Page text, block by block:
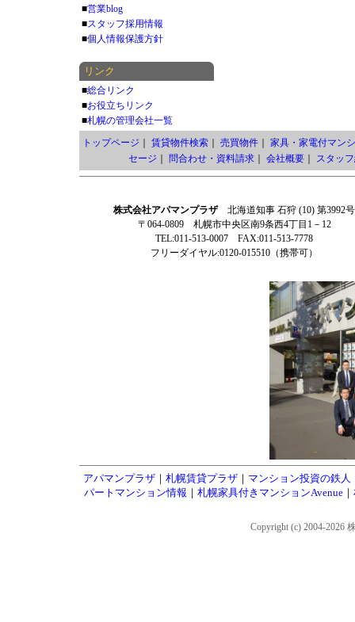
■営業blog
■スタッフ採用情報
■個人情報保護方針
リンク
■総合リンク
■お役立ちリンク
■札幌の管理会社一覧
トップページ
賃貸物件検索｜ 売買物件｜ 家具・家電付マン
セージ
問合わせ・資料請求｜ 会社概要｜ スタッ
株式会社アパマンプラザ北海道知事 石狩 (10) 第3992号
〒064-0809 札幌市中央区南9条西4丁目1－12
TEL:011-513-0007 FAX:011-513-7778
フリーダイヤル:0120-015510（携帯可）
アパマンプラザ ｜ 札幌賃貸プラザ ｜ マンション投資の鉄人
パートマンション情報 ｜ 札幌家具付きマンションAvenue｜
Copyright (c) 2004-2026